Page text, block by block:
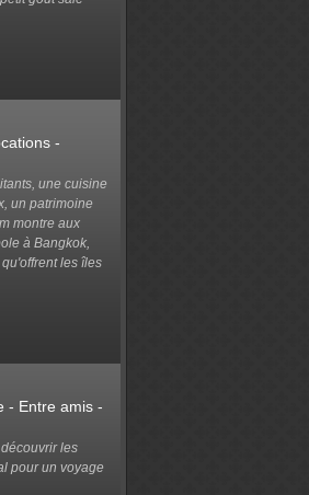
-
une cuisine
un patrimoine
montre aux
à Bangkok,
les îles
- Entre amis -
les
pour un voyage